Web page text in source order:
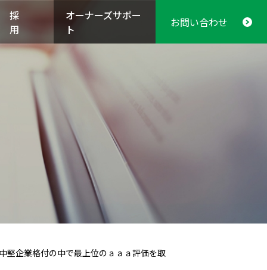
採
用
オーナーズサポー
ト
お問い合わせ
堅企業格付の中で最上位のａａａ評価を取